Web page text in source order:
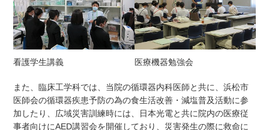
看護学生講義 医療機器勉強会
また、臨床工学科では、当院の循環器内科医師と共に、浜松市
医師会の循環器疾患予防の為の食生活改善・減塩普及活動に参
加したり、広域災害訓練時には、日本光電と共に院内の医療従
事者向けにAED講習会を開催しており、災害発生の際に救命に